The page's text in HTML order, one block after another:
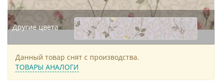
Другие цвета
Данный товар снят с производства.
ТОВАРЫ АНАЛОГИ